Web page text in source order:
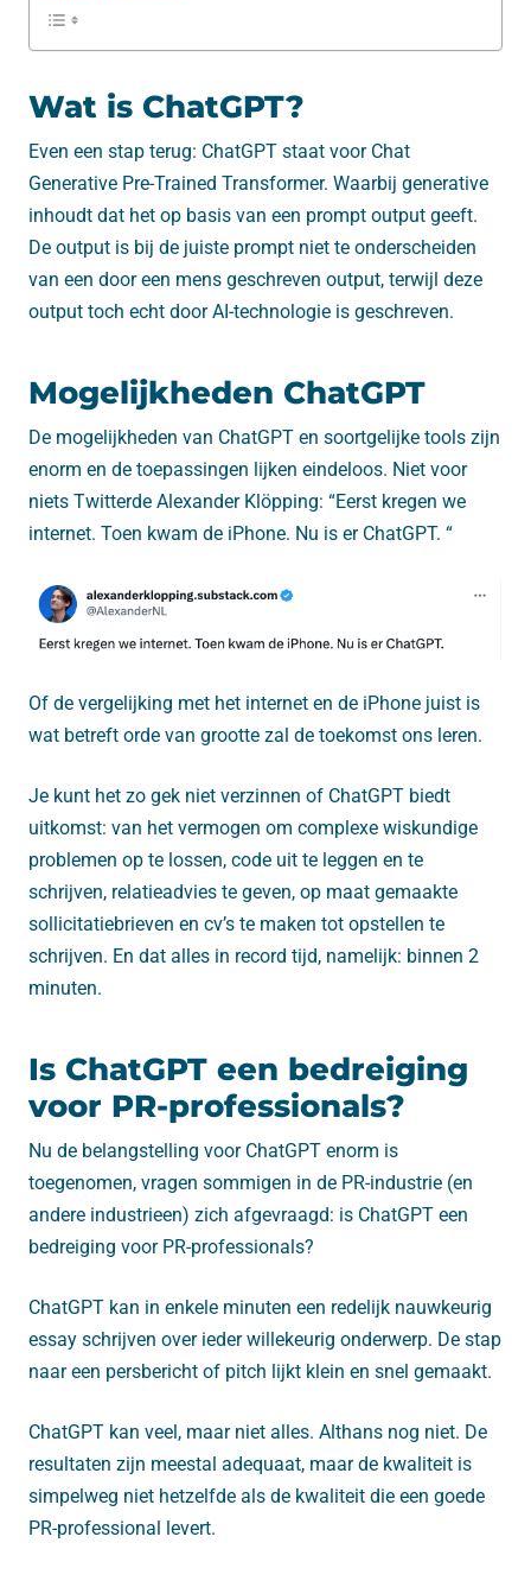
Wat is ChatGPT?
Even een stap terug: ChatGPT staat voor Chat
Generative Pre-Trained Transformer. Waarbij generative
inhoudt dat het op basis van een prompt output geeft.
De output is bij de juiste prompt niet te onderscheiden
van een door een mens geschreven output, terwijl deze
output toch echt door AI-technologie is geschreven.
Mogelijkheden ChatGPT
De mogelijkheden van ChatGPT en soortgelijke tools zijn
enorm en de toepassingen lijken eindeloos. Niet voor
niets Twitterde Alexander Klöpping: “Eerst kregen we
internet. Toen kwam de iPhone. Nu is er ChatGPT. “
Of de vergelijking met het internet en de iPhone juist is
wat betreft orde van grootte zal de toekomst ons leren.
Je kunt het zo gek niet verzinnen of ChatGPT biedt
uitkomst: van het vermogen om complexe wiskundige
problemen op te lossen, code uit te leggen en te
schrijven, relatieadvies te geven, op maat gemaakte
sollicitatiebrieven en cv’s te maken tot opstellen te
schrijven. En dat alles in record tijd, namelijk: binnen 2
minuten.
Is ChatGPT een bedreiging
voor PR-professionals?
Nu de belangstelling voor ChatGPT enorm is
toegenomen, vragen sommigen in de PR-industrie (en
andere industrieen) zich afgevraagd: is ChatGPT een
bedreiging voor PR-professionals?
ChatGPT kan in enkele minuten een redelijk nauwkeurig
essay schrijven over ieder willekeurig onderwerp. De stap
naar een persbericht of pitch lijkt klein en snel gemaakt.
ChatGPT kan veel, maar niet alles. Althans nog niet. De
resultaten zijn meestal adequaat, maar de kwaliteit is
simpelweg niet hetzelfde als de kwaliteit die een goede
PR-professional levert.